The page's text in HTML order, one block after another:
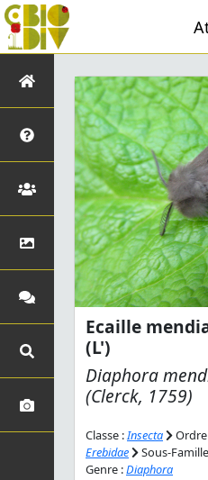
Ecaille
(L')
Diaphora
(Clerck, 1759)
Classe :Insecta
Erebidae
Sous-
Genre :Diaphora